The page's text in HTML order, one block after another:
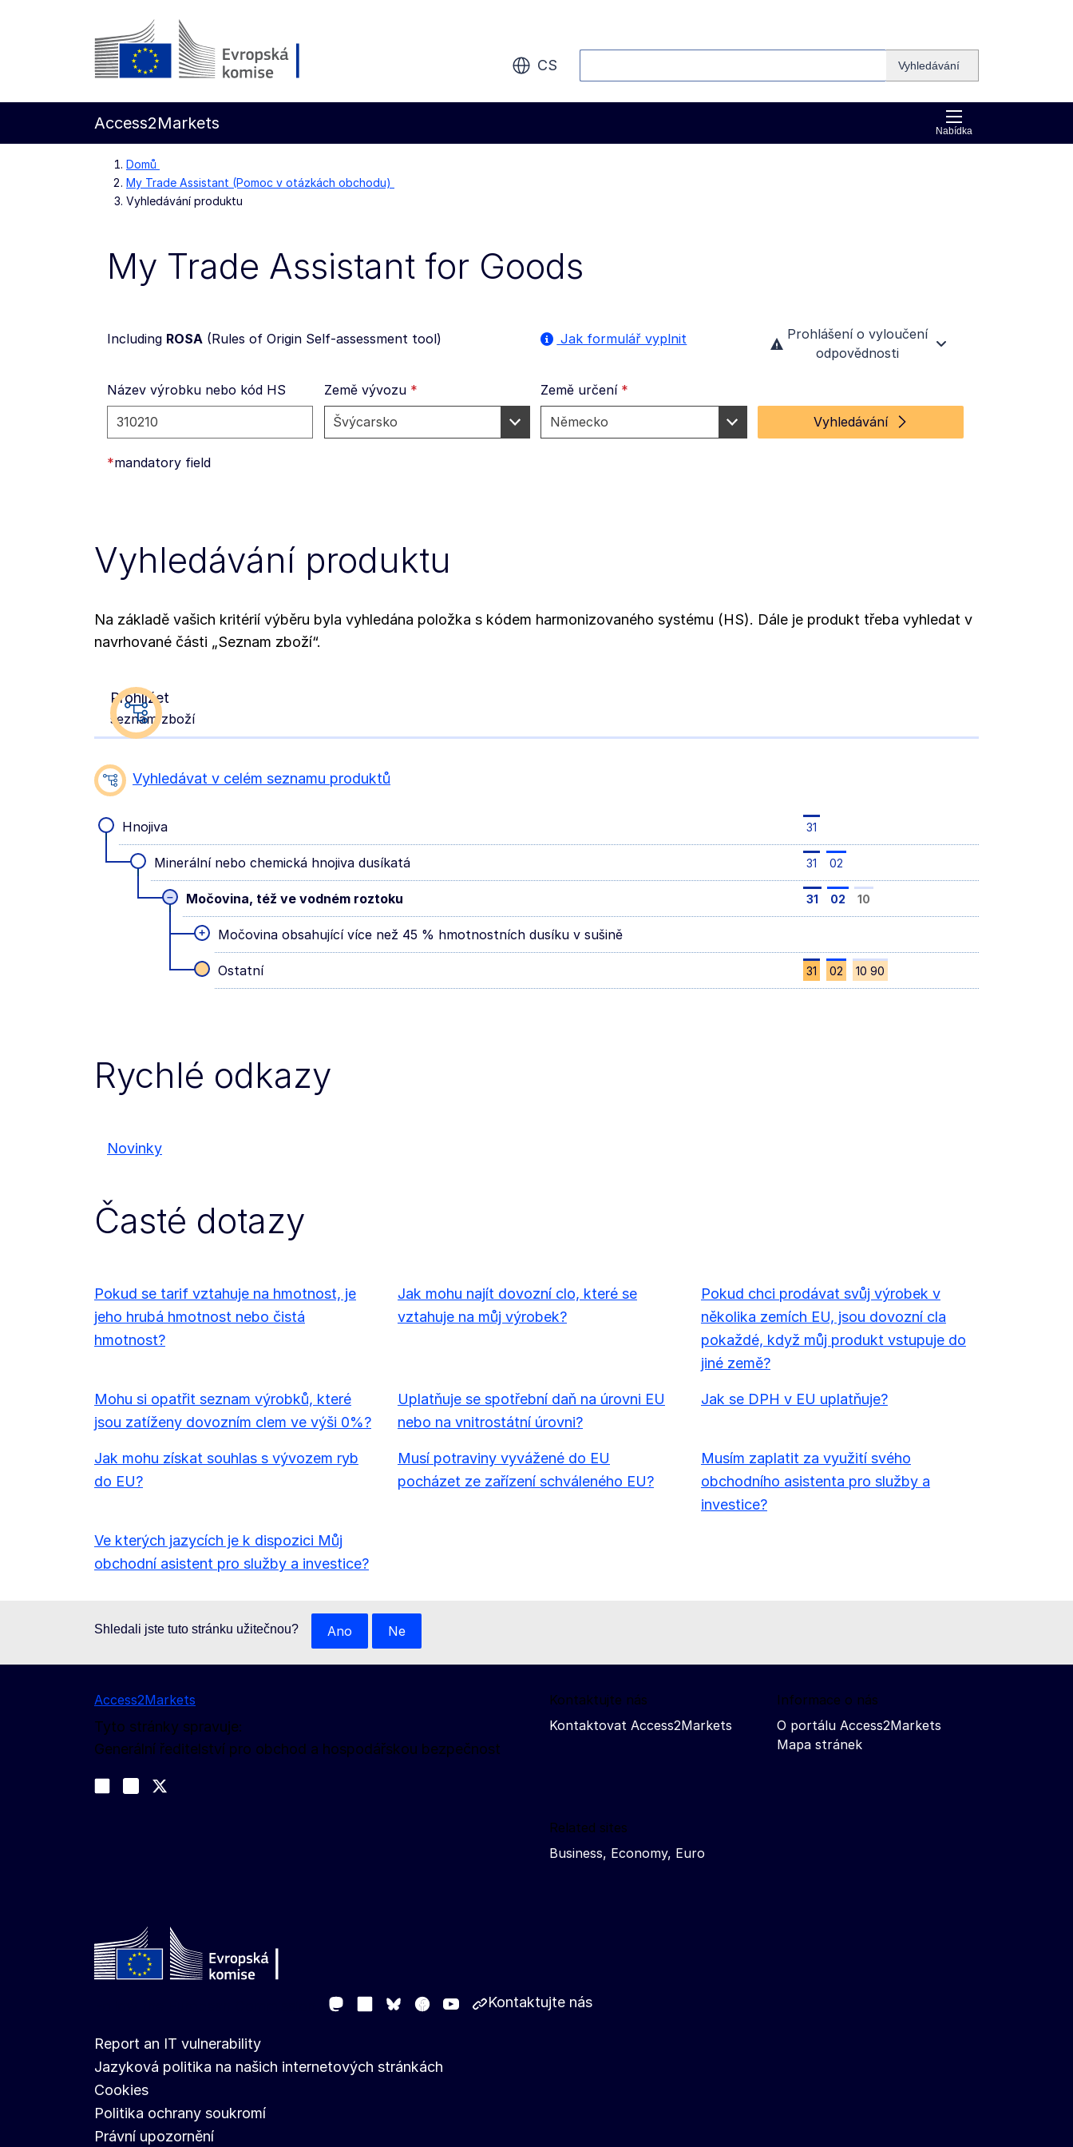
Přejít na hlavní obsah
CS Vyhledávání
Nabídka
Access2Markets
Domů
My Trade Assistant (Pomoc v otázkách obchodu)
Vyhledávání produktu
My Trade Assistant for Goods
Including ROSA (Rules of Origin Self-assessment tool) Jak formulář vyplnit
Prohlášení o vyloučení
odpovědnosti
Název výrobku nebo kód HS Země vývozu * Země určení *
Vyhledávání
*mandatory field
Vyhledávání produktu
Na základě vašich kritérií výběru byla vyhledána položka s kódem harmonizovaného systému (HS). Dále je produkt třeba vyhledat v
navrhované části „Seznam zboží“.
Prohlížet
seznam zboží
Vyhledávat v celém seznamu produktů
Hnojiva 31
Minerální nebo chemická hnojiva dusíkatá 31 02
– Močovina, též ve vodném roztoku 31 02 10
+ Močovina obsahující více než 45 % hmotnostních dusíku v sušině
Ostatní 31 02 10 90
Rychlé odkazy
Novinky
Časté dotazy
Pokud se tarif vztahuje na hmotnost, je
jeho hrubá hmotnost nebo čistá
hmotnost?
Jak mohu najít dovozní clo, které se
vztahuje na můj výrobek?
Pokud chci prodávat svůj výrobek v
několika zemích EU, jsou dovozní cla
pokaždé, když můj produkt vstupuje do
jiné země?
Mohu si opatřit seznam výrobků, které
jsou zatíženy dovozním clem ve výši 0%?
Uplatňuje se spotřební daň na úrovni EU
nebo na vnitrostátní úrovni?
Jak se DPH v EU uplatňuje?
Jak mohu získat souhlas s vývozem ryb
do EU?
Musí potraviny vyvážené do EU
pocházet ze zařízení schváleného EU?
Musím zaplatit za využití svého
obchodního asistenta pro služby a
investice?
Ve kterých jazycích je k dispozici Můj
obchodní asistent pro služby a investice?
Shledali jste tuto stránku užitečnou? Ano Ne
Access2Markets
Tyto stránky spravuje:
Generální ředitelství pro obchod a hospodářskou bezpečnost
Join us on LinkedIn
Trade-Off podcast
Kontaktujte nás
Kontaktovat Access2Markets
Informace o nás
O portálu Access2Markets
Mapa stránek
Related sites
Business, Economy, Euro
MastodonLinkedIn
Bluesky
FacebookYoutubeOther networks
Kontaktujte nás
Report an IT vulnerability
Jazyková politika na našich internetových stránkách
Cookies
Politika ochrany soukromí
Právní upozornění